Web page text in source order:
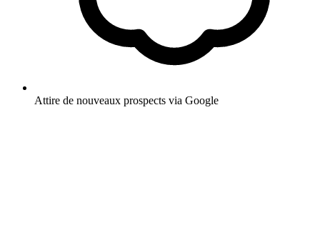
Attire de nouveaux prospects via Google